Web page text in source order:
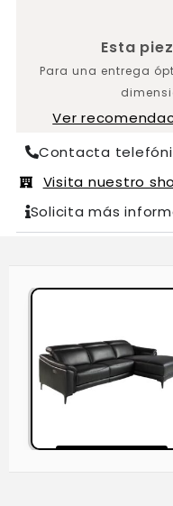
Esta
Para una entrega
Ver
Contacta
Visita nuestro
Solicita más